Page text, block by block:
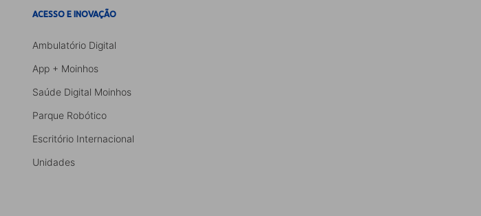
ACESSO E INOVAÇÃO
Ambulatório Digital
App + Moinhos
Saúde Digital Moinhos
Parque Robótico
Escritório Internacional
Unidades